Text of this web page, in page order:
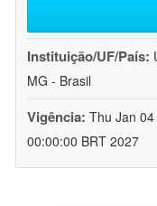
Instituição/UF/País:
MG - Brasil
Vigência: Thu Jan
00:00:00 BRT 2027